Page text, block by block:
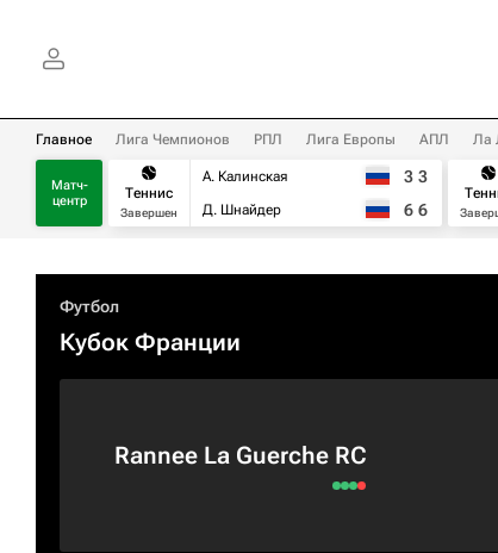
Главное Лига Чемпионов РПЛ Лига Европы АПЛ Ла
Матч-
центр
Теннис
Завершен
А. Калинская
Д. Шнайдер
3 3
6 6
Футбол
Кубок Франции
Rannee La Guerche RC